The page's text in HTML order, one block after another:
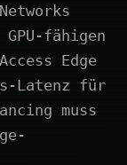
fähigen
Edge
Latenz für
muss